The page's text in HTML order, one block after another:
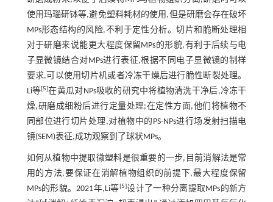
使用玛瑙研钵等,避免塑料耗材的使用,但是研磨会存在破坏
MPs形态结构的风险,不利于定性分析。切片和脆断处理相
对于研磨来说能更大程度保留MPs的形貌,有利于后续与电
子显微镜结合对MPs进行表征,根据不同电子显微镜的制样
要求,可以使用切片机或者冷冻干燥后进行脆性断裂处理。
Li等[5]在黄瓜对NPs吸收的研究中将植物清洗干净后,冷冻干
燥,研磨成细粉后进行定量处理;在定性方面,他们将植物不
同部位进行切片处理,对植物中的PS-NPs进行场发射扫描电
镜(SEM)表征,成功观察到了球状MPs。
如何从植物中提取微塑料是很重要的一步,目前消解法是常
用的方法,要保证在消解植物组织的前提下,最大程度保留
MPs的形貌。2021年,Li等[5]设计了一种分离提取MPs的新方